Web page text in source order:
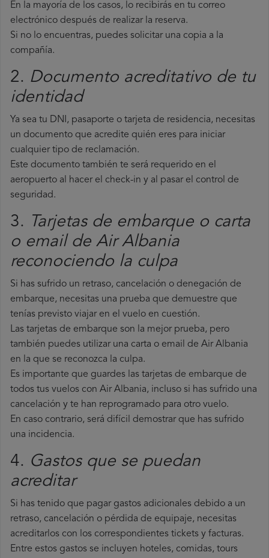
En la mayoría de los casos, lo recibirás en tu correo
electrónico después de realizar la reserva.
Si no lo encuentras, puedes solicitar una copia a la
compañía.
2. Documento acreditativo de tu
identidad
Ya sea tu DNI, pasaporte o tarjeta de residencia, necesitas
un documento que acredite quién eres para iniciar
cualquier tipo de reclamación.
Este documento también te será requerido en el
aeropuerto al hacer el check-in y al pasar el control de
seguridad.
3.
Tarjetas de embarque o carta
o email de Air Albania
reconociendo la culpa
Si has sufrido un retraso, cancelación o denegación de
embarque, necesitas una prueba que demuestre que
tenías previsto viajar en el vuelo en cuestión.
Las tarjetas de embarque son la mejor prueba, pero
también puedes utilizar una carta o email de Air Albania
en la que se reconozca la culpa.
Es importante que guardes las tarjetas de embarque de
todos tus vuelos con Air Albania, incluso si has sufrido una
cancelación y te han reprogramado para otro vuelo.
En caso contrario, será difícil demostrar que has sufrido
una incidencia.
4. Gastos que se puedan
acreditar
Si has tenido que pagar gastos adicionales debido a un
retraso, cancelación o pérdida de equipaje, necesitas
acreditarlos con los correspondientes tickets y facturas.
Entre estos gastos se incluyen hoteles, comidas, tours